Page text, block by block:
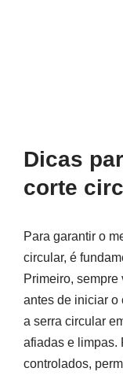
Dicas
corte
Para garantir o
circular, é
Primeiro,
antes de iniciar o
a serra circular
afiadas e limpas.
controlados,